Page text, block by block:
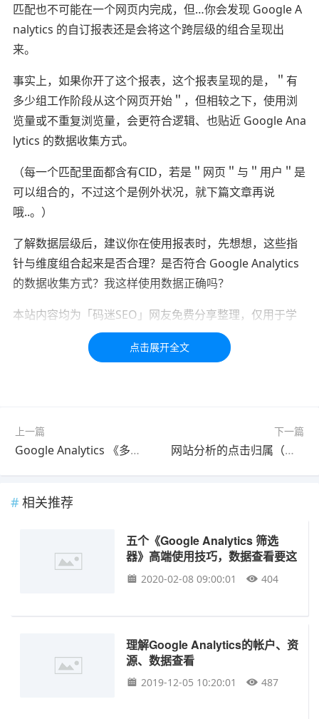
匹配也不可能在一个网页内完成，但…你会发现 Google A
nalytics 的自订报表还是会将这个跨层级的组合呈现出
来。
事实上，如果你开了这个报表，这个报表呈现的是，＂有
多少组工作阶段从这个网页开始＂，但相较之下，使用浏
览量或不重复浏览量，会更符合逻辑、也贴近 Google Ana
lytics 的数据收集方式。
（每一个匹配里面都含有CID，若是＂网页＂与＂用户＂是
可以组合的，不过这个是例外状况，就下篇文章再说
哦..。）
了解数据层级后，建议你在使用报表时，先想想，这些指
针与维度组合起来是否合理？是否符合 Google Analytics
的数据收集方式？我这样使用数据正确吗？
本站内容均为「码迷SEO」网友免费分享整理，仅用于学
习交流，如有疑问，请联系我们48小时处理！！！！
上一篇
Google Analytics 《多渠道进程报表》，非常完整攻略
下一篇
网站分析的点击归属（归因分析） – 初学者指南
相关推荐
五个《Google Analytics 筛选
器》高端使用技巧，数据查看要这
样用2020-02-08 09:00:01 404
理解Google Analytics的帐户、资
源、数据查看
2019-12-05 10:20:01 487